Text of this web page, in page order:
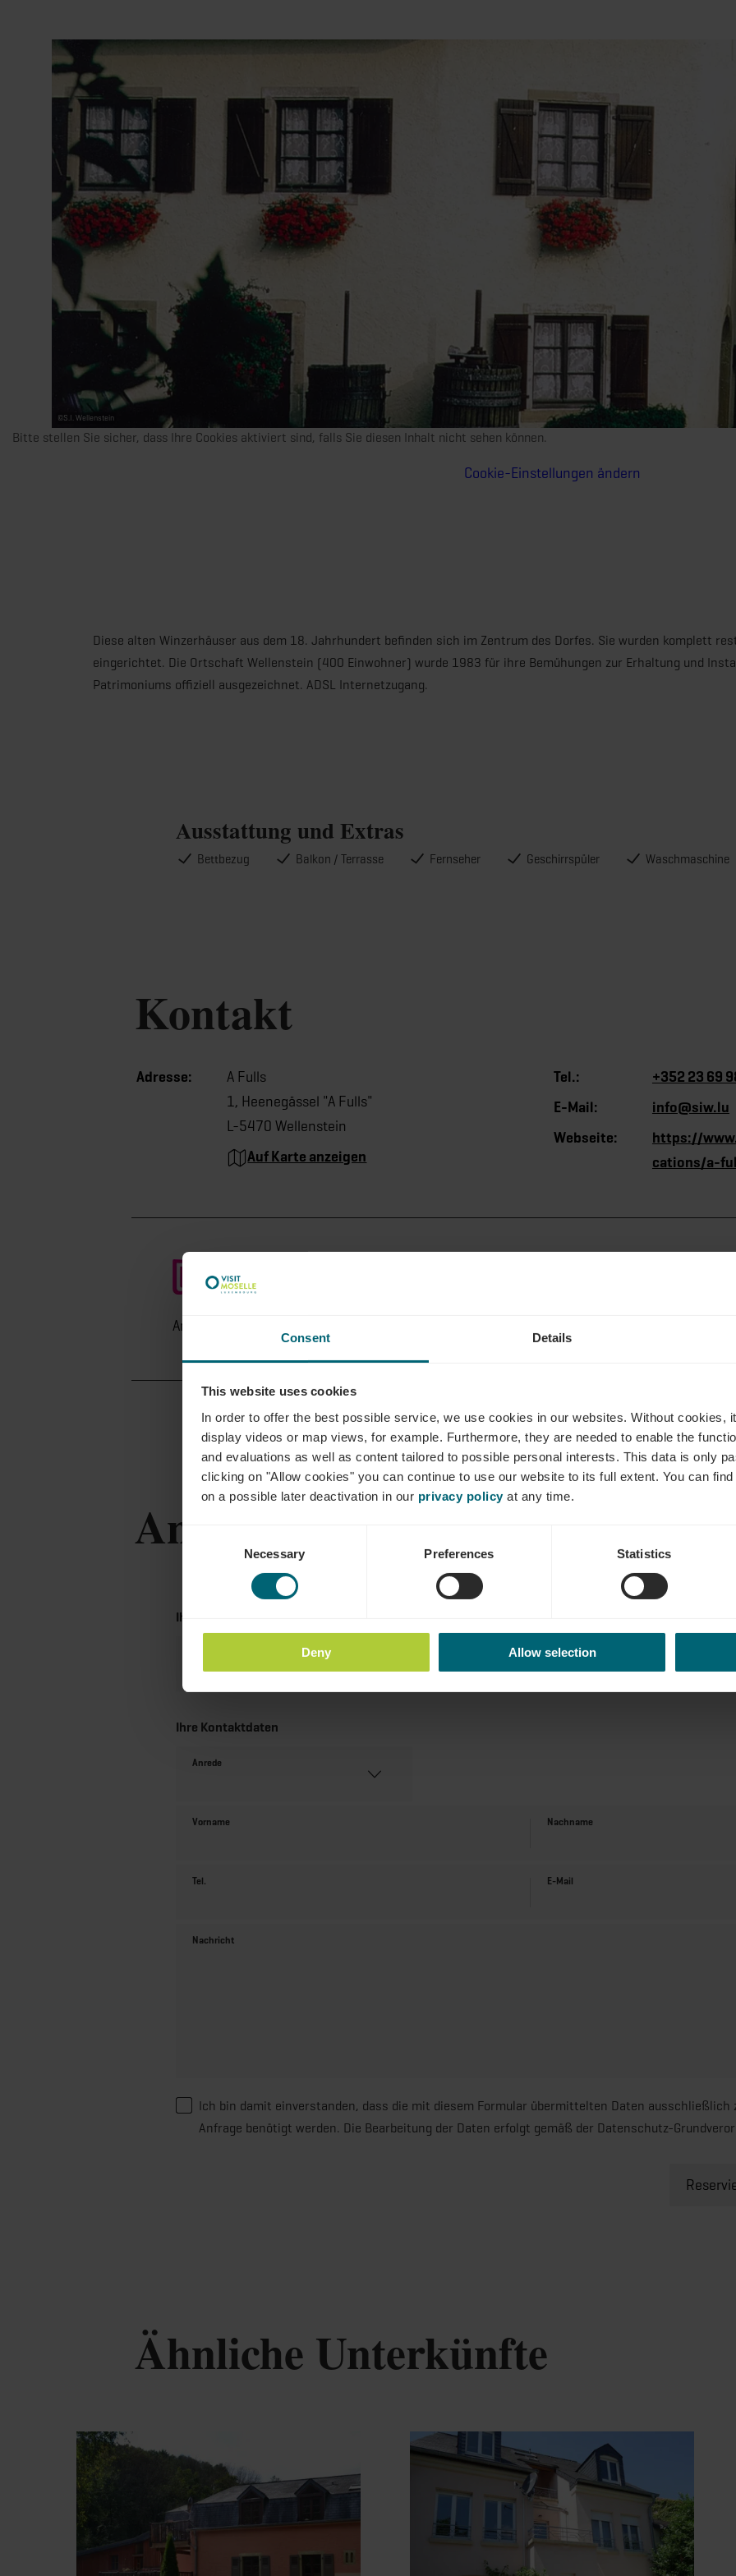
Consent Details
This website uses cookies
In order to offer the best possible service, we use cookies in our websites. Without cookies,
display videos or map views, for example. Furthermore, they are needed to enable the
and evaluations as well as content tailored to possible personal interests. This data is only
clicking on "Allow cookies" you can continue to use our website to its full extent. You can
on a possible later deactivation in our privacy policy at any time.
Necessary Preferences Statistics
Deny Allow selection
©S.I. Wellenstein
Bitte stellen Sie sicher, dass Ihre Cookies aktiviert sind, falls Sie diesen Inhalt nicht sehen können.
Cookie-Einstellungen ändern
Diese alten Winzerhäuser aus dem 18. Jahrhundert befinden sich im Zentrum des Dorfes. Sie wurden komplett
eingerichtet. Die Ortschaft Wellenstein (400 Einwohner) wurde 1983 für ihre Bemühungen zur Erhaltung und
Patrimoniums offiziell ausgezeichnet. ADSL Internetzugang.
Ausstattung und Extras
Bettbezug Balkon / Terrasse Fernseher Geschirrspüler Waschmaschine
Kontakt
Adresse:
A Fulls
1, Heenegässel "A Fulls"
L-5470 Wellenstein
Auf Karte anzeigen
Tel.:
+352 23 69
E-Mail:
info@siw.lu
Webseite:
https://
cations/a-
Anreise planen
Anfragen
Ihre Reisedaten
Gäste
Ihre Kontaktdaten
Anrede
Vorname Nachname
Tel. E-Mail
Nachricht
Ich bin damit einverstanden, dass die mit diesem Formular übermittelten Daten ausschließlich
Anfrage benötigt werden. Die Bearbeitung der Daten erfolgt gemäß der Datenschutz-
Ähnliche Unterkünfte